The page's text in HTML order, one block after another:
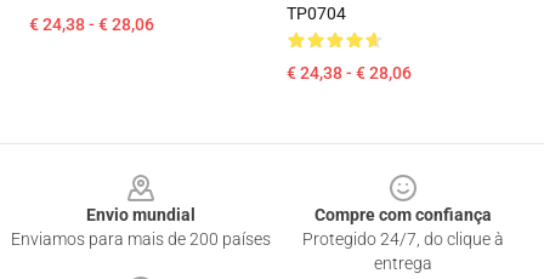
€ 24,38 - € 28,06
TP0704
€ 24,38 - € 28,06
Envio mundial
Enviamos para mais de 200 países
Compre com confiança
Protegido 24/7, do clique à
entrega